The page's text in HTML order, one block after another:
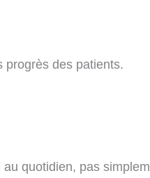
progrès des patients.
quotidien, pas